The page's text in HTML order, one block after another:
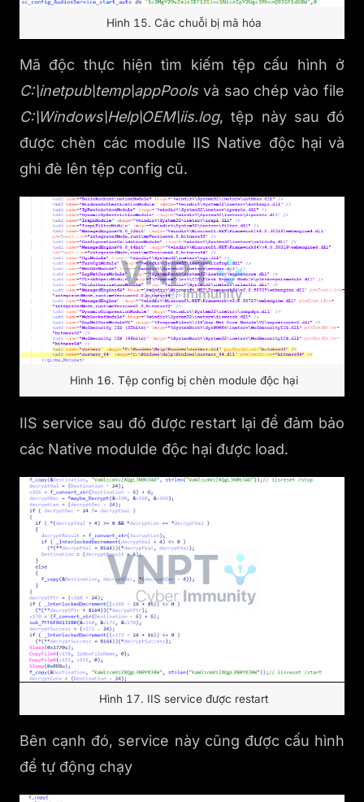
Hình 15. Các chuỗi bị mã hóa
Mã độc thực hiện tìm kiếm tệp cấu hình ở
C:\inetpub\temp\appPoolsvà sao chép vào file
C:\Windows\Help\OEM\iis.log, tệp này sau đó
được chèn các module IIS Native độc hại và
ghi đè lên tệp config cũ.
Hình 16. Tệp config bị chèn module độc hại
IIS service sau đó được restart lại để đảm bảo
các Native modulde độc hại được load.
Hình 17. IIS service được restart
Bên cạnh đó, service này cũng được cấu hình
để tự động chạy